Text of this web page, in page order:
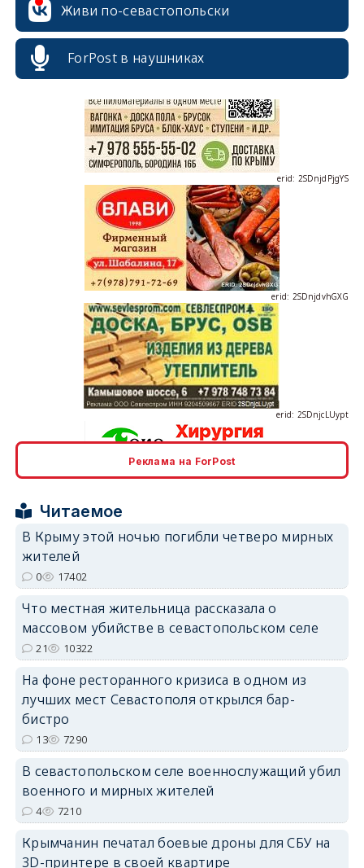
Живи по-севастопольски
ForPost в наушниках
erid: 2SDnjdPjgYS
erid: 2SDnjdvhGXG
erid: 2SDnjcrDNw6
Реклама на ForPost
Читаемое
В Крыму этой ночью погибли четверо мирных
жителей
0 17402
Что местная жительница рассказала о
массовом убийстве в севастопольском селе
21 10322
На фоне ресторанного кризиса в одном из
лучших мест Севастополя открылся бар-
бистро
13 7290
В севастопольском селе военнослужащий убил
военного и мирных жителей
4 7210
Крымчанин печатал боевые дроны для СБУ на
3D-принтере в своей квартире